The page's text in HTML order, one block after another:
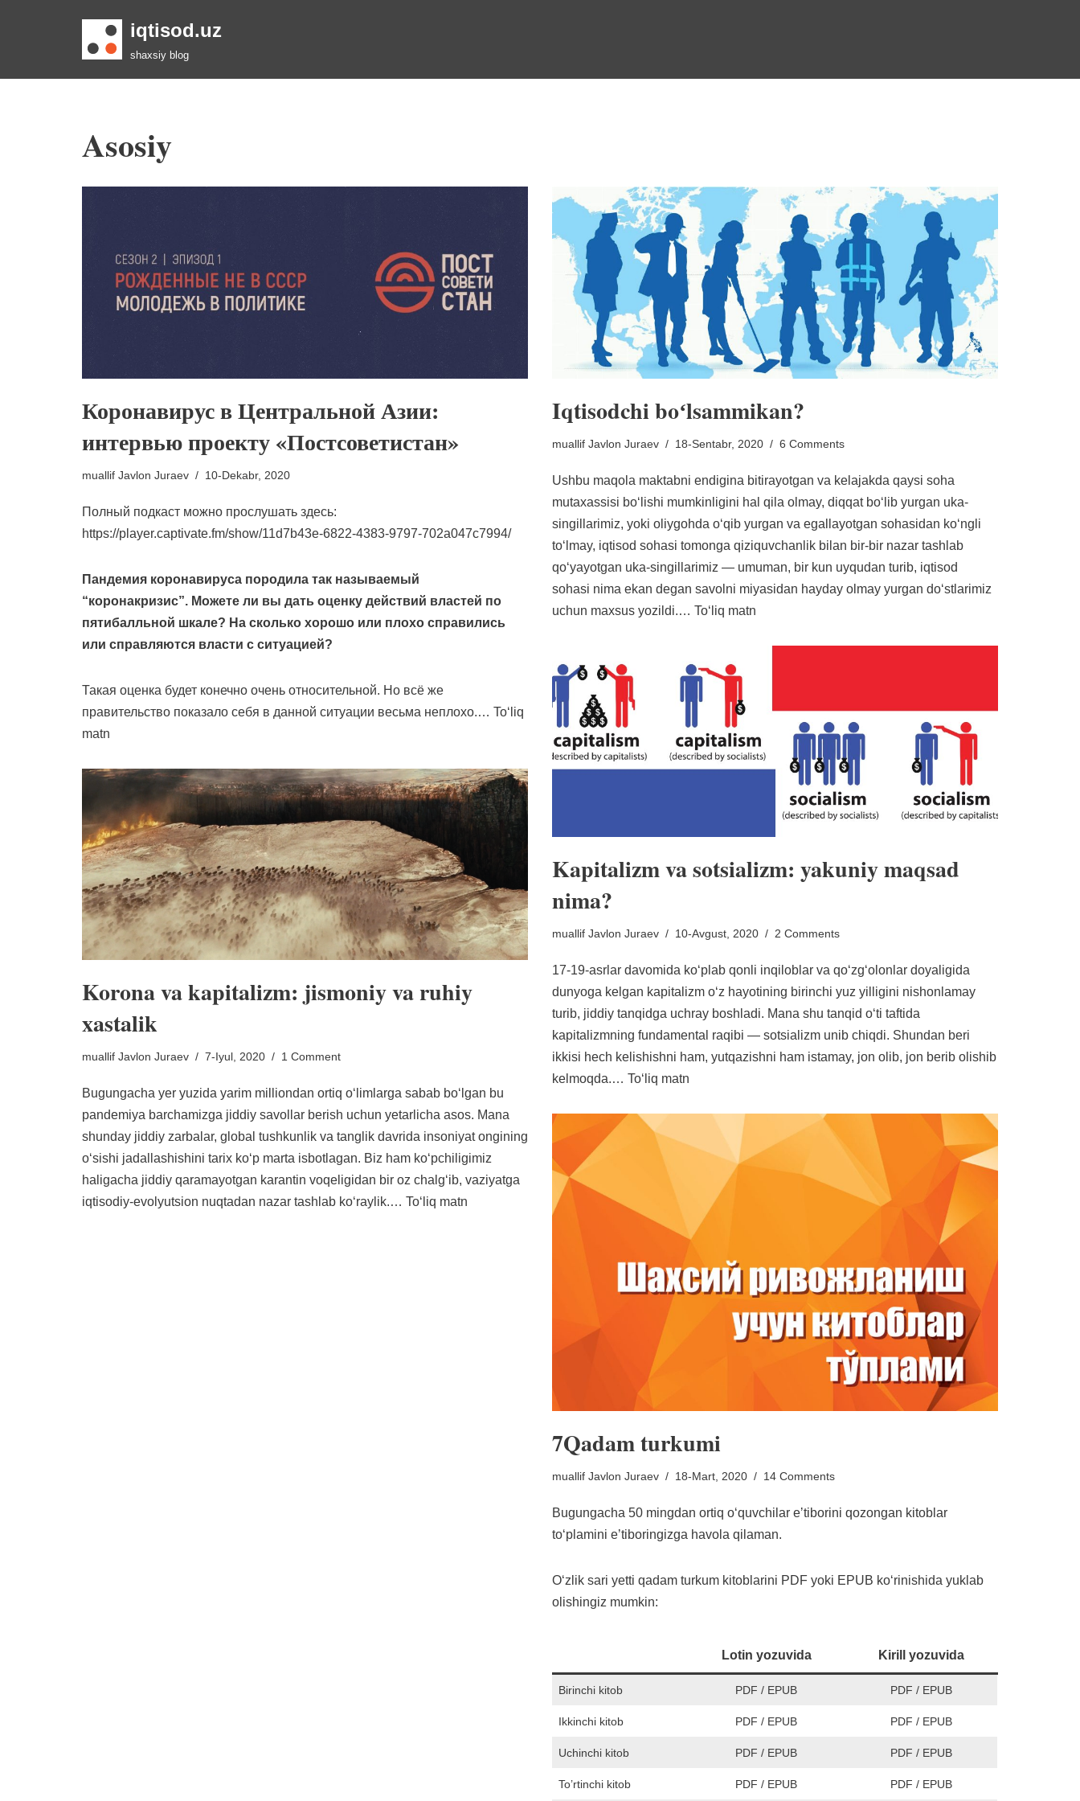
iqtisod.uz
shaxsiy blog
Asosiy
Коронавирус в Центральной Азии:
интервью проекту «Постсоветистан»
muallif Javlon Juraev 10-Dekabr, 2020
Полный подкаст можно прослушать здесь:
https://player.captivate.fm/show/11d7b43e-6822-4383-9797-702a047c7994/
Пандемия коронавируса породила так называемый
“коронакризис”. Можете ли вы дать оценку действий властей по
пятибалльной шкале? На сколько хорошо или плохо справились
или справляются власти с ситуацией?
Такая оценка будет конечно очень относительной. Но всё же
правительство показало себя в данной ситуации весьма неплохо.… Toʻliq
matn
Iqtisodchi boʻlsammikan?
muallif Javlon Juraev 18-Sentabr, 2020 6 Comments
Ushbu maqola maktabni endigina bitirayotgan va kelajakda qaysi soha
mutaxassisi boʻlishi mumkinligini hal qila olmay, diqqat boʻlib yurgan uka-
singillarimiz, yoki oliygohda oʻqib yurgan va egallayotgan sohasidan koʻngli
toʻlmay, iqtisod sohasi tomonga qiziquvchanlik bilan bir-bir nazar tashlab
qoʻyayotgan uka-singillarimiz — umuman, bir kun uyqudan turib, iqtisod
sohasi nima ekan degan savolni miyasidan hayday olmay yurgan doʻstlarimiz
uchun maxsus yozildi.… Toʻliq matn
Kapitalizm va sotsializm: yakuniy maqsad
nima?
muallif Javlon Juraev 10-Avgust, 2020 2 Comments
17-19-asrlar davomida koʻplab qonli inqiloblar va qoʻzgʻolonlar doyaligida
dunyoga kelgan kapitalizm oʻz hayotining birinchi yuz yilligini nishonlamay
turib, jiddiy tanqidga uchray boshladi. Mana shu tanqid oʻti taftida
kapitalizmning fundamental raqibi — sotsializm unib chiqdi. Shundan beri
ikkisi hech kelishishni ham, yutqazishni ham istamay, jon olib, jon berib olishib
kelmoqda.… Toʻliq matn
Korona va kapitalizm: jismoniy va ruhiy
xastalik
muallif Javlon Juraev 7-Iyul, 2020 1 Comment
Bugungacha yer yuzida yarim milliondan ortiq oʻlimlarga sabab boʻlgan bu
pandemiya barchamizga jiddiy savollar berish uchun yetarlicha asos. Mana
shunday jiddiy zarbalar, global tushkunlik va tanglik davrida insoniyat ongining
oʻsishi jadallashishini tarix koʻp marta isbotlagan. Biz ham koʻpchiligimiz
haligacha jiddiy qaramayotgan karantin voqeligidan bir oz chalgʻib, vaziyatga
iqtisodiy-evolyutsion nuqtadan nazar tashlab koʻraylik.… Toʻliq matn
7Qadam turkumi
muallif Javlon Juraev 18-Mart, 2020 14 Comments
Bugungacha 50 mingdan ortiq oʻquvchilar eʼtiborini qozongan kitoblar
toʻplamini eʼtiboringizga havola qilaman.
Oʻzlik sari yetti qadam turkum kitoblarini PDF yoki EPUB koʻrinishida yuklab
olishingiz mumkin:
Lotin yozuvida Kirill yozuvida
Birinchi kitob PDF / EPUB PDF / EPUB
Ikkinchi kitob PDF / EPUB PDF / EPUB
Uchinchi kitob PDF / EPUB PDF / EPUB
To’rtinchi kitob PDF / EPUB PDF / EPUB